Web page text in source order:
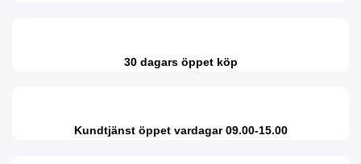
30 dagars öppet köp
Kundtjänst öppet vardagar 09.00-15.00